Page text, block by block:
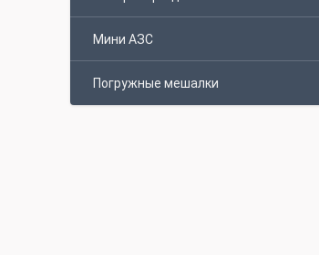
Мини АЗС
Погружные мешалки